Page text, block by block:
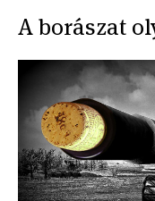
A borászat